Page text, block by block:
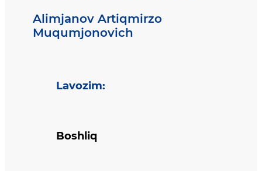
Alimjanov Artiqmirzo
Muqumjonovich
Lavozim:
Boshliq